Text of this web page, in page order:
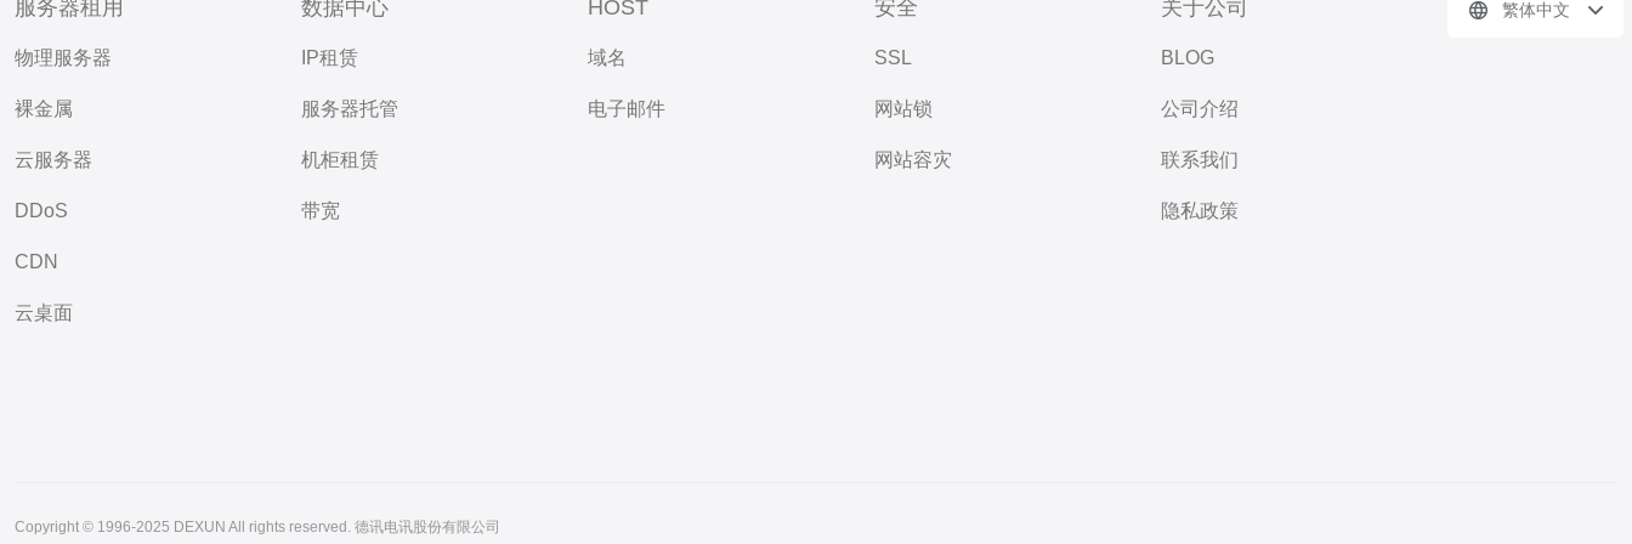
服务器租用
物理服务器
裸金属
云服务器
DDoS
CDN
云桌面
数据中心
IP租赁
服务器托管
机柜租赁
带宽
HOST
域名
电子邮件
安全
SSL
网站锁
网站容灾
关于公司
BLOG
公司介绍
联系我们
隐私政策
繁体中文
Copyright © 1996-2025 DEXUN All rights reserved. 德讯电讯股份有限公司